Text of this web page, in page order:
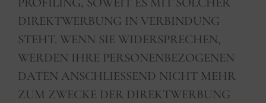
DIREKTWERBUNG IN VERBINDUNG
STEHT. WENN SIE WIDERSPRECHEN,
WERDEN IHRE PERSONENBEZOGENEN
DATEN ANSCHLIESSEND NICHT MEHR
ZUM ZWECKE DER DIREKTWERBUNG